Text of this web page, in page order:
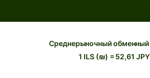
Среднерыночный обменный
1 ILS (₪) = 52,61 JPY